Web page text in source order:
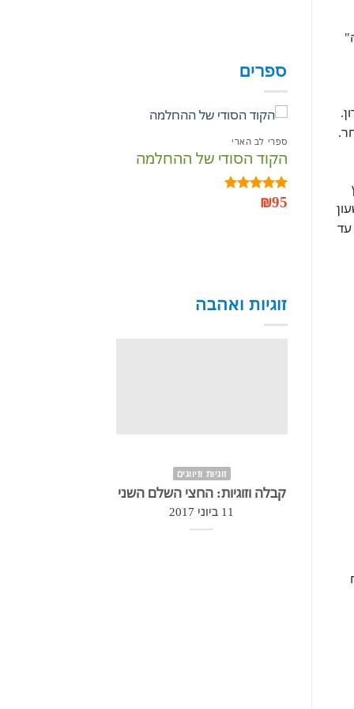
עד
ספרים
ספרי לב הארי
הקוד הסודי של ההחלמה
דורג5.00₪95
זוגיות ואהבה
זוגיות וזיווגים
קבלה וזוגיות: החצי השלם השני
11 ביוני 2017